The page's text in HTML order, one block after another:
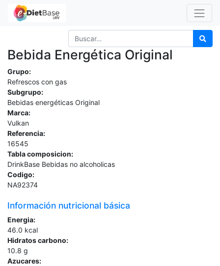
Bebida Energética Original
Grupo:
Refrescos con gas
Subgrupo:
Bebidas energéticas Original
Marca:
Vulkan
Referencia:
16545
Tabla composicion:
DrinkBase Bebidas no alcoholicas
Codigo:
NA92374
Información nutricional básica
Energia:
46.0 kcal
Hidratos carbono:
10.8 g
Azucares: